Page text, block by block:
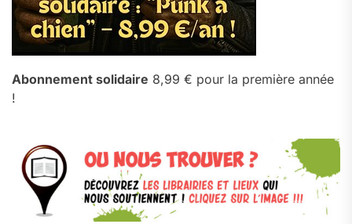
Abonnement solidaire 8,99 € pour la première année
!